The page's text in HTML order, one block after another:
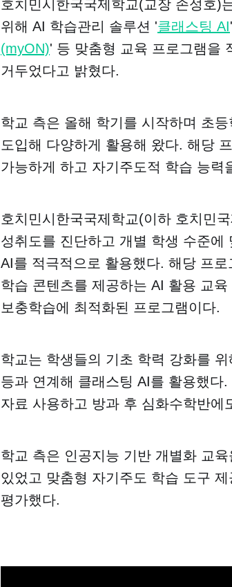
호치민시한국국제학교(교장 손성호)
위해 AI 학습관리 솔루션 '클래스팅 AI
(myON)' 등 맞춤형 교육 프로그램을
거두었다고 밝혔다.
학교 측은 올해 학기를 시작하며 초
도입해 다양하게 활용해 왔다. 해당
가능하게 하고 자기주도적 학습 능
호치민시한국국제학교(이하 호치민
성취도를 진단하고 개별 학생 수준
AI를 적극적으로 활용했다. 해당 프
학습 콘텐츠를 제공하는 AI 활용 교
보충학습에 최적화된 프로그램이다.
학교는 학생들의 기초 학력 강화를
등과 연계해 클래스팅 AI를 활용했
자료 사용하고 방과 후 심화수학반
학교 측은 인공지능 기반 개별화 교
있었고 맞춤형 자기주도 학습 도구
평가했다.